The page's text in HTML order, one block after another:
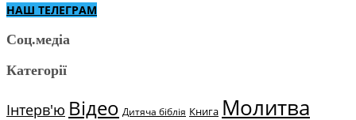
НАШ ТЕЛЕГРАМ
Соц.медіа
Категорії
Інтерв'ю Відео Дитяча біблія Книга Молитва